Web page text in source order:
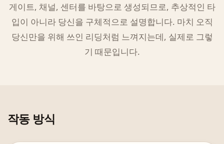
게이트, 채널, 센터를 바탕으로 생성되므로, 추상적인 타
입이 아니라 당신을 구체적으로 설명합니다. 마치 오직
당신만을 위해 쓰인 리딩처럼 느껴지는데, 실제로 그렇
기 때문입니다.
작동 방식